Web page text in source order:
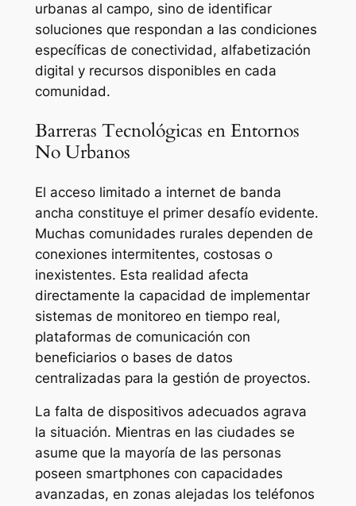
urbanas al campo, sino de identificar
soluciones que respondan a las condiciones
específicas de conectividad, alfabetización
digital y recursos disponibles en cada
comunidad.
Barreras Tecnológicas en Entornos
No Urbanos
El acceso limitado a internet de banda
ancha constituye el primer desafío evidente.
Muchas comunidades rurales dependen de
conexiones intermitentes, costosas o
inexistentes. Esta realidad afecta
directamente la capacidad de implementar
sistemas de monitoreo en tiempo real,
plataformas de comunicación con
beneficiarios o bases de datos
centralizadas para la gestión de proyectos.
La falta de dispositivos adecuados agrava
la situación. Mientras en las ciudades se
asume que la mayoría de las personas
poseen smartphones con capacidades
avanzadas, en zonas alejadas los teléfonos